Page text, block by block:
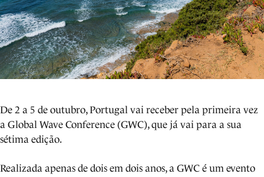
De 2 a 5 de outubro, Portugal vai receber pela primeira vez
a Global Wave Conference (GWC), que já vai para a sua
sétima edição.
Realizada apenas de dois em dois anos, a GWC é um evento